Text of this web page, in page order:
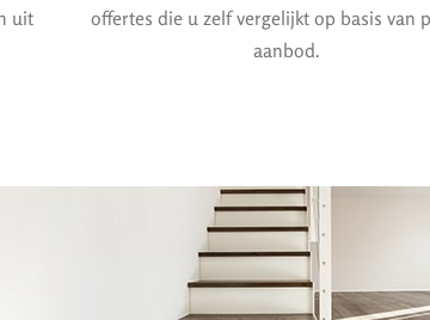
uit
offertes die u zelf vergelijkt op basis van
aanbod.